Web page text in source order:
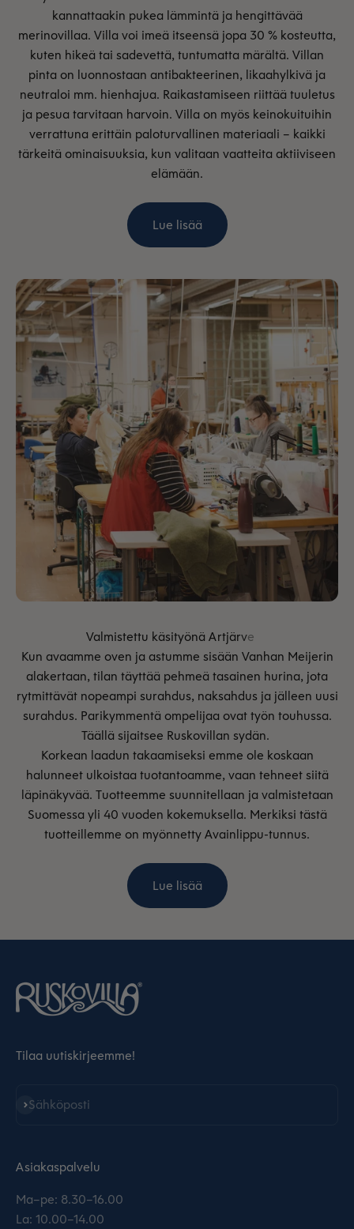
kannattaakin pukea lämmintä ja hengittävää
merinovillaa. Villa voi imeä itseensä jopa 30 % kosteutta,
kuten hikeä tai sadevettä, tuntumatta märältä. Villan
pinta on luonnostaan antibakteerinen, likaahylkivä ja
neutraloi mm. hienhajua. Raikastamiseen riittää tuuletus
ja pesua tarvitaan harvoin. Villa on myös keinokuituihin
verrattuna erittäin paloturvallinen materiaali – kaikki
tärkeitä ominaisuuksia, kun valitaan vaatteita aktiiviseen
elämään.
Lue lisää
Kun avaamme oven ja astumme sisään Vanhan Meijerin
alakertaan, tilan täyttää pehmeä tasainen hurina, jota
rytmittävät nopeampi surahdus, naksahdus ja jälleen uusi
surahdus. Parikymmentä ompelijaa ovat työn touhussa.
Täällä sijaitsee Ruskovillan sydän.
Korkean laadun takaamiseksi emme ole koskaan
halunneet ulkoistaa tuotantoamme, vaan tehneet siitä
läpinäkyvää. Tuotteemme suunnitellaan ja valmistetaan
Suomessa yli 40 vuoden kokemuksella. Merkiksi tästä
tuotteillemme on myönnetty Avainlippu-tunnus.
Lue lisää
Tilaa uutiskirjeemme!
Sähköposti
Tilaa
Asiakaspalvelu
Ma–pe: 8.30–16.00
La: 10.00–14.00